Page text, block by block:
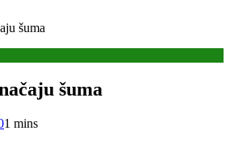
šuma
šuma
1 mins